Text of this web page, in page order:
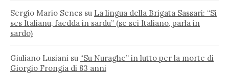
Sergio Mario Senes su La lingua della Brigata Sassari: “Si
ses Italianu, faedda in sardu” (se sei Italiano, parla in
sardo)
Giuliano Lusiani su “Su Nuraghe” in lutto per la morte di
Giorgio Frongia di 83 anni